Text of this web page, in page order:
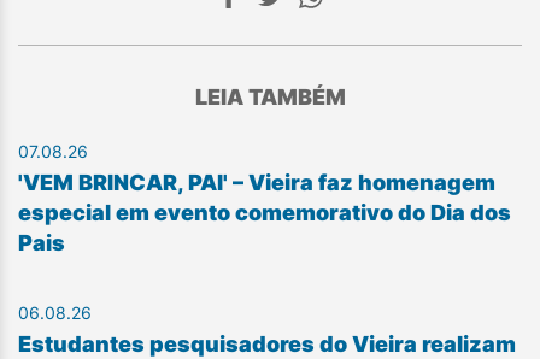
LEIA TAMBÉM
07.08.26
'VEM BRINCAR, PAI' – Vieira faz homenagem
especial em evento comemorativo do Dia dos
Pais
06.08.26
Estudantes pesquisadores do Vieira realizam